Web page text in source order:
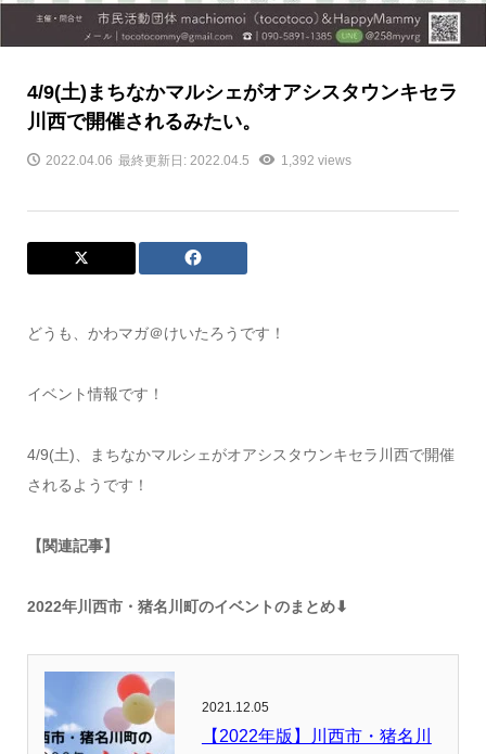
4/9(土)まちなかマルシェがオアシスタウンキセラ
川西で開催されるみたい。
2022.04.06 最終更新日: 2022.04.5 1,392 views
どうも、かわマガ＠けいたろうです！
イベント情報です！
4/9(土)、まちなかマルシェがオアシスタウンキセラ川西で開催
されるようです！
【関連記事】
2022年川西市・猪名川町のイベントのまとめ⬇︎
2021.12.05
【2022年版】川西市・猪名川